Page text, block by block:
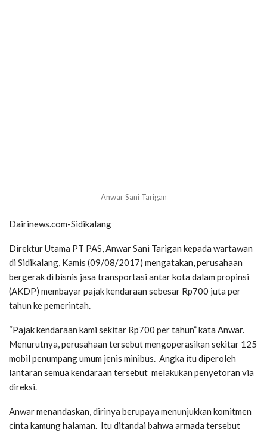
Anwar Sani Tarigan
Dairinews.com-Sidikalang
Direktur Utama PT PAS, Anwar Sani Tarigan kepada wartawan
di Sidikalang, Kamis (09/08/2017) mengatakan, perusahaan
bergerak di bisnis jasa transportasi antar kota dalam propinsi
(AKDP) membayar pajak kendaraan sebesar Rp700 juta per
tahun ke pemerintah.
“Pajak kendaraan kami sekitar Rp700 per tahun” kata Anwar.
Menurutnya, perusahaan tersebut mengoperasikan sekitar 125
mobil penumpang umum jenis minibus. Angka itu diperoleh
lantaran semua kendaraan tersebut melakukan penyetoran via
direksi.
Anwar menandaskan, dirinya berupaya menunjukkan komitmen
cinta kamung halaman. Itu ditandai bahwa armada tersebut